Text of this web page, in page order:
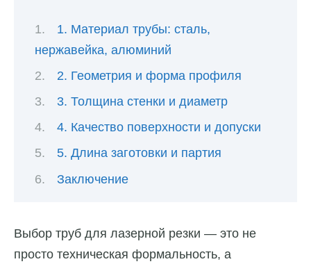
1. Материал трубы: сталь,
нержавейка, алюминий
2. Геометрия и форма профиля
3. Толщина стенки и диаметр
4. Качество поверхности и допуски
5. Длина заготовки и партия
Заключение
Выбор труб для лазерной резки — это не
просто техническая формальность, а